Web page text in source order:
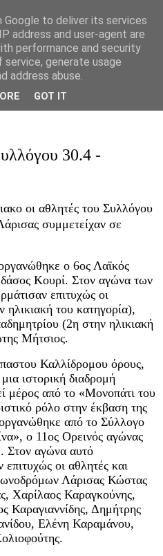
Ιπποκράτειος
30.4 -
οι αθλητές του Συλλόγου
συμμετείχαν σε
ο 6ος Λαϊκός
Κουρί. Στον αγώνα των
επιτυχώς οι
του κατηγορία),
(2η στην ηλικιακή
Μήτσιος.
Καλλίδρομου όρους,
ιστορική διαδρομή
μέρος από το «Μονοπάτι του
ρόλο στην έκβαση της
από το Σύλλογο
ο 11ος Ορεινός αγώνας
Στον αγώνα αυτό
επιτυχώς οι αθλητές και
Λάρισας Κώστας
Χαρίλαος Καραγκούνης,
Καραγιαννίδης, Δημήτρης
Ελένη Καραμάνου,
to deliver its services
address and user-agent are
performance and security
generate usage
address abuse.
GOT IT